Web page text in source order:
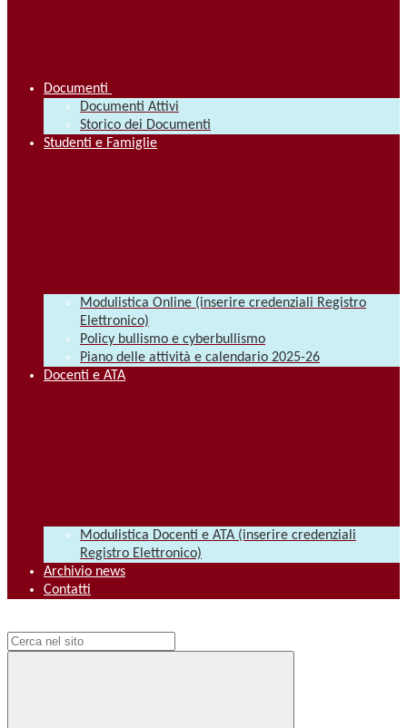
Documenti
Documenti Attivi
Storico dei Documenti
Studenti e Famiglie
Modulistica Online (inserire credenziali Registro
Elettronico)
Policy bullismo e cyberbullismo
Piano delle attività e calendario 2025-26
Docenti e ATA
Modulistica Docenti e ATA (inserire credenziali
Registro Elettronico)
Archivio news
Contatti